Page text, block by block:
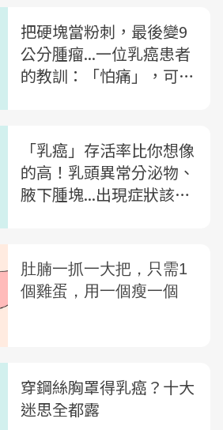
把硬塊當粉刺，最後變9
公分腫瘤...一位乳癌患者
的教訓：「怕痛」，可能
「乳癌」存活率比你想像
的高！乳頭異常分泌物、
腋下腫塊...出現症狀該怎
穿鋼絲胸罩得乳癌？十大
迷思全都露